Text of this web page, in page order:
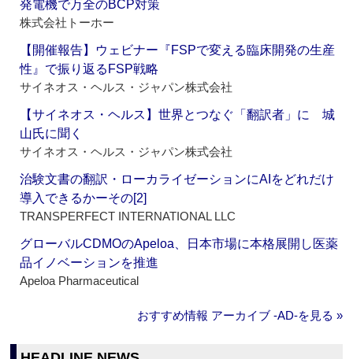
発電機で万全のBCP対策
株式会社トーホー
【開催報告】ウェビナー『FSPで変える臨床開発の生産
性』で振り返るFSP戦略
サイネオス・ヘルス・ジャパン株式会社
【サイネオス・ヘルス】世界とつなぐ「翻訳者」に 城
山氏に聞く
サイネオス・ヘルス・ジャパン株式会社
治験文書の翻訳・ローカライゼーションにAIをどれだけ
導入できるかーその[2]
TRANSPERFECT INTERNATIONAL LLC
グローバルCDMOのApeloa、日本市場に本格展開し医薬
品イノベーションを推進
Apeloa Pharmaceutical
おすすめ情報 アーカイブ ‐AD‐を見る »